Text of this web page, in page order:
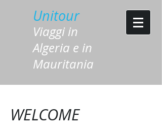
Unitour
Viaggi in
Algeria e in
Mauritania
WELCOME